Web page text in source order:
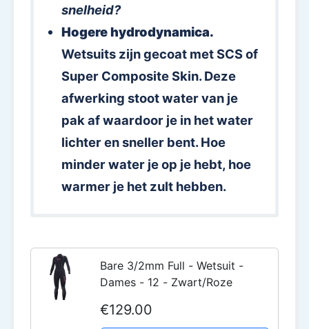
snelheid?
Hogere hydrodynamica.
Wetsuits zijn gecoat met SCS of
Super Composite Skin. Deze
afwerking stoot water van je
pak af waardoor je in het water
lichter en sneller bent. Hoe
minder water je op je hebt, hoe
warmer je het zult hebben.
Bare 3/2mm Full - Wetsuit -
Dames - 12 - Zwart/Roze
€129.00